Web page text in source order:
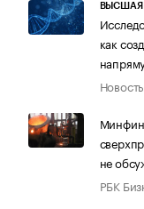
как
Новость
Минфин
не
РБК